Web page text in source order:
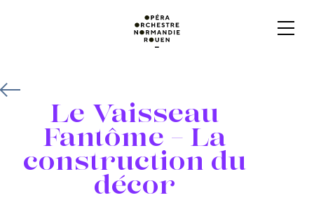
Le Vaisseau
Fantôme – La
construction du
décor